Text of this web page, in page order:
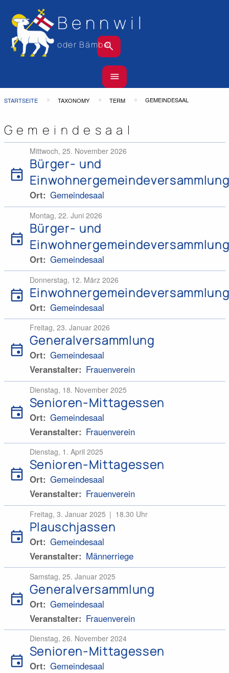
Bennwil
oder Bämbel
search
Hauptnavigation
Top
Bar
menu
Pfadnavigation
STARTSEITE TAXONOMY TERM GEMEINDESAAL
Gemeindesaal
event
Mittwoch, 25. November 2026
Bürger- und
Ort Gemeindesaal
event
Montag, 22. Juni 2026
Bürger- und
Ort Gemeindesaal
event
Donnerstag, 12. März 2026
Ort Gemeindesaal
event
Freitag, 23. Januar 2026
Generalversammlung
Ort
Gemeindesaal
Veranstalter
Frauenverein
event
Dienstag, 18. November 2025
Senioren-Mittagessen
Ort
Gemeindesaal
Veranstalter
Frauenverein
event
Dienstag, 1. April 2025
Senioren-Mittagessen
Ort
Gemeindesaal
Veranstalter
Frauenverein
event
Freitag, 3. Januar 2025 18.30 Uhr
Plauschjassen
Ort
Gemeindesaal
Veranstalter
Männerriege
event
Samstag, 25. Januar 2025
Generalversammlung
Ort
Gemeindesaal
Veranstalter
Frauenverein
event
Dienstag, 26. November 2024
Senioren-Mittagessen
Ort
Gemeindesaal